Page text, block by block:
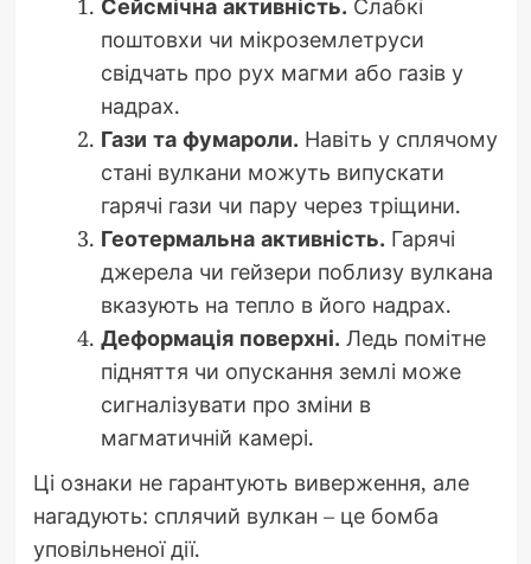
поштовхи чи мікроземлетруси
свідчать про рух магми або газів у
надрах.
Гази та фумароли. Навіть у сплячому
стані вулкани можуть випускати
гарячі гази чи пару через тріщини.
Геотермальна активність. Гарячі
джерела чи гейзери поблизу вулкана
вказують на тепло в його надрах.
Деформація поверхні. Ледь помітне
підняття чи опускання землі може
сигналізувати про зміни в
магматичній камері.
Ці ознаки не гарантують виверження, але
нагадують: сплячий вулкан – це бомба
уповільненої дії.